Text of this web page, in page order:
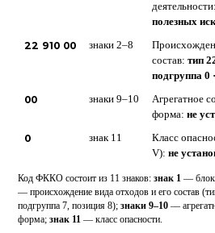
деятельности:
полезных
22 910 00 знаки 2–8
состав: тип
подгруппа 0
00 знаки 9–10
Агрегатное
форма: не
0 знак 11
Класс
V): не
Код ФККО состоит из 11 знаков: знак 1 — блок
— происхождение вида отходов и его состав
подгруппа 7, позиция 8); знаки 9–10 —
форма; знак 11 — класс опасности.